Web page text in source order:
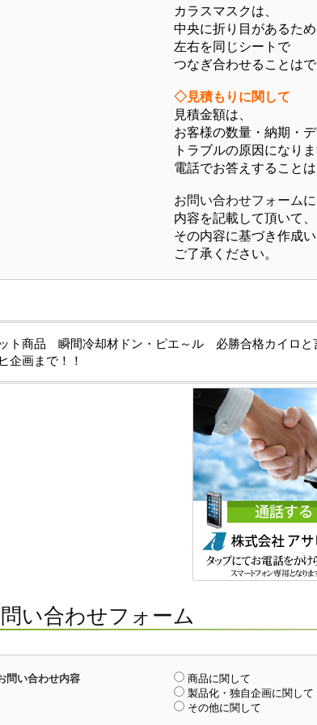
カラスマスクは、
中央に折り目があるため
左右を同じシートで
つなぎ合わせることはで
◇見積もりに関して
見積金額は、
お客様の数量・納期・
トラブルの原因になりま
電話でお答えすることは
お問い合わせフォームに
内容を記載して頂いて、
その内容に基づき作成い
ご了承ください。
ト商品 瞬間冷却材ドン・ピエ～ル 必勝合格カイロと
企画まで！！
い合わせフォーム
問い合わせ内容
商品に関して
製品化・独自企画に関して
その他に関して